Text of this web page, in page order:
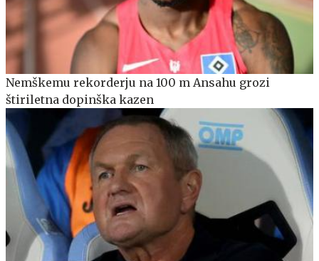
Nemškemu rekorderju na 100 m Ansahu grozi
štiriletna dopinška kazen